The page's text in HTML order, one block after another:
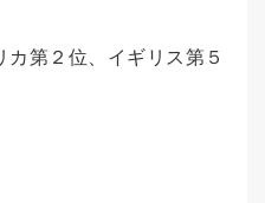
第２位、イギリス第５